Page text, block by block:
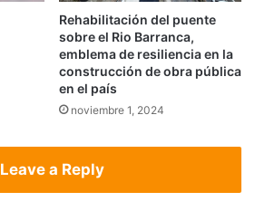
Rehabilitación del puente
sobre el Rio Barranca,
emblema de resiliencia en la
construcción de obra pública
en el país
noviembre 1, 2024
Leave a Reply